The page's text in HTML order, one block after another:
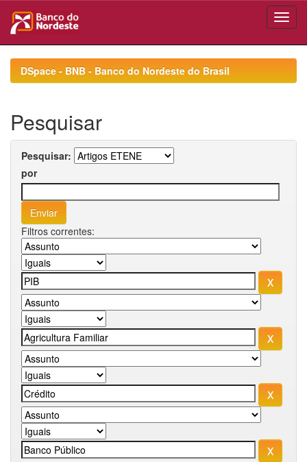
navigationDSpace - BNB - Banco do Nordeste do Brasil
Pesquisar
Pesquisar:
por
Filtros correntes: